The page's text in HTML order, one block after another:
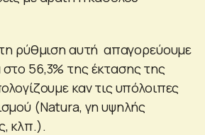
ρύθμιση αυτή απαγορεύουμε
56,3% της έκτασης της
καν τις υπόλοιπες
(Natura, γη υψηλής
κλπ.).